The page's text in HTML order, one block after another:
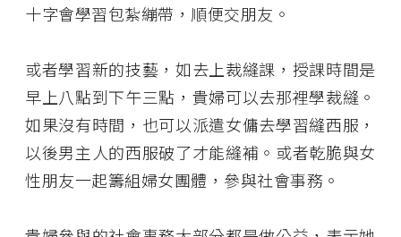
十字會學習包紮繃帶，順便交朋友。
或者學習新的技藝，如去上裁縫課，授課時間是
早上八點到下午三點，貴婦可以去那裡學裁縫。
如果沒有時間，也可以派遣女傭去學習縫西服，
以後男主人的西服破了才能縫補。或者乾脆與女
性朋友一起籌組婦女團體，參與社會事務。